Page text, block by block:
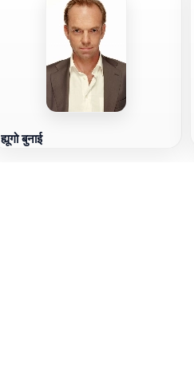
ह्यूगो बुनाई